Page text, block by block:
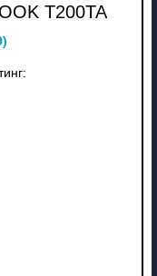
T200TA
)